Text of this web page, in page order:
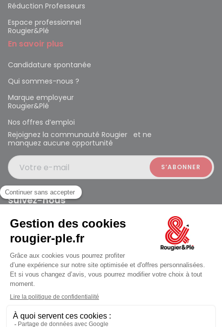
jusqu'au Lundi à 09:30
Réduction Professeurs
Espace professionnel
Rougier&Plé
En savoir plus
Candidature spontanée
Qui sommes-nous ?
Marque employeur
Rougier&Plé
Nos offres d’emploi
Rejoignez la communauté Rougier et ne
manquez aucune opportunité
Votre e-mail
Suivez-nous
Rougier et Plé 2024 Copyright
Mentions légales
Conditions générales des ventes